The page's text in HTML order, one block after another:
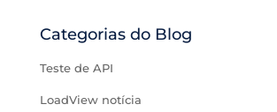
Categorias do Blog
Teste de API
LoadView notícia